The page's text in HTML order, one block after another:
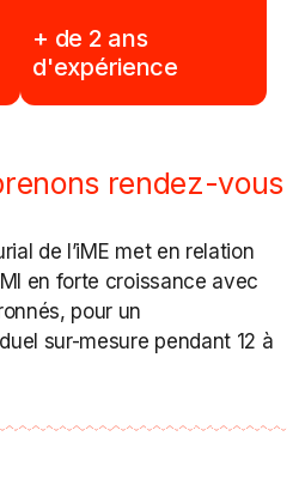
+ de 2 ans
d'expérience
rendez-vous
de l’iME met en relation
en forte croissance avec
pour un
sur-mesure pendant 12 à